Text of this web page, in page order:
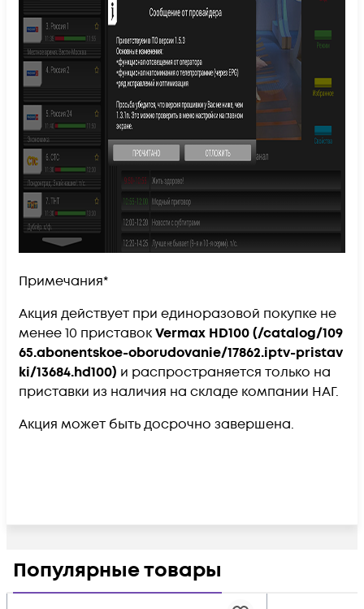
Примечания*
Акция действует при единоразовой покупке не
менее 10 приставокVermax HD100(/catalog/109
65.abonentskoe-oborudovanie/17862.iptv-pristav
ki/13684.hd100) и распространяется только на
приставки из наличия на складе компании НАГ.
Акция может быть досрочно завершена.
Популярные товары